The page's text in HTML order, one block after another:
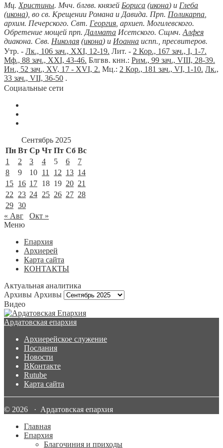
Мц. Христины. Мчч. блгвв. князей Бориса (икона) и Глеба
(икона), во св. Крещении Романа и Давида. Прп. Поликарпа
архим. Печерского. Свт. Георгия , архиеп. Могилевского.
Обретение мощей прп. Далмата Исетского. Сщмч. Алфея
диакона. Свв. Николая (икона) и Иоанна испп., пресвитеров.
Утр. - Лк., 106 зач., XXI, 12-19. Лит. - 2 Кор., 167 зач., I, 1-7.
Мф., 88 зач., XXI, 43-46. Блгвв. кнн.: Рим., 99 зач., VIII, 28-39.
Ин., 52 зач., XV, 17 - XVI, 2. Мц.: 2 Кор., 181 зач., VI, 1-10. Лк.,
33 зач., VII, 36-50 .
Социальные сети
Сентябрь 2025
Пн Вт Ср Чт Пт Сб Вс
1
2 3 4 5 6
7
8
9 10 11 12 13 14
15 16 17 18 19 20 21
22
23 24 25 26 27 28
29 30
« Авг
Окт »
Меню
Епархия
Архиерей
Карта сайта
КОНТАКТЫ
Актуальная аналитика
Архивы Архивы
Видео
Ардатовская епархия
Архиерейское служение
Послания
Новости
ВКонтакте
Rutube
Карта сайта
© 2026 · Ардатовская епархия
Главная
Епархия
Благочиния и приходы